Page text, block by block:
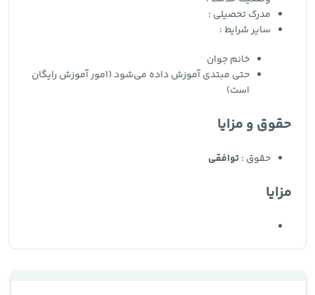
مدرک تحصیلی :
سایر شرایط :
خانم جوان
حتی مبتدی آموزش داده می‌شود (امور آموزش رایگان
است)
حقوق و مزایا
حقوق :توافقی
مزایا